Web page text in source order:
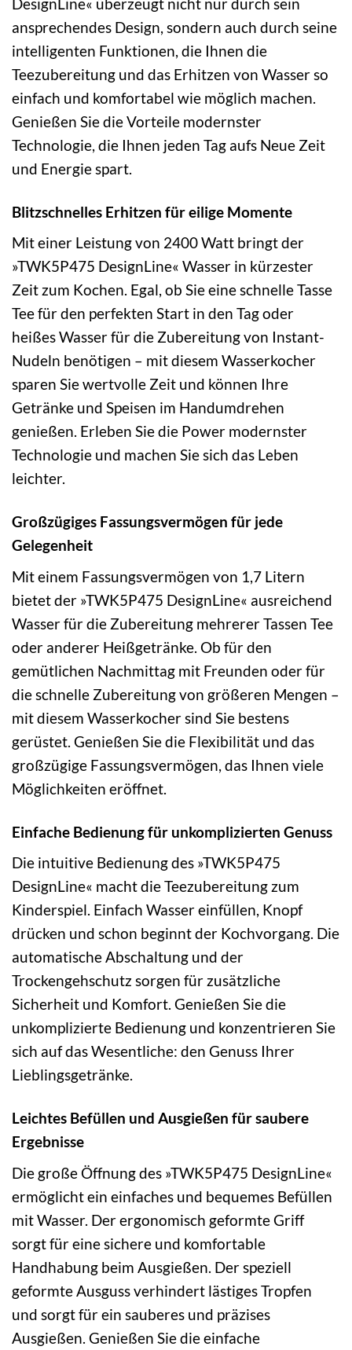
ansprechendes Design, sondern auch durch seine
intelligenten Funktionen, die Ihnen die
Teezubereitung und das Erhitzen von Wasser so
einfach und komfortabel wie möglich machen.
Genießen Sie die Vorteile modernster
Technologie, die Ihnen jeden Tag aufs Neue Zeit
und Energie spart.
Blitzschnelles Erhitzen für eilige Momente
Mit einer Leistung von 2400 Watt bringt der
»TWK5P475 DesignLine« Wasser in kürzester
Zeit zum Kochen. Egal, ob Sie eine schnelle Tasse
Tee für den perfekten Start in den Tag oder
heißes Wasser für die Zubereitung von Instant-
Nudeln benötigen – mit diesem Wasserkocher
sparen Sie wertvolle Zeit und können Ihre
Getränke und Speisen im Handumdrehen
genießen. Erleben Sie die Power modernster
Technologie und machen Sie sich das Leben
leichter.
Großzügiges Fassungsvermögen für jede
Gelegenheit
Mit einem Fassungsvermögen von 1,7 Litern
bietet der »TWK5P475 DesignLine« ausreichend
Wasser für die Zubereitung mehrerer Tassen Tee
oder anderer Heißgetränke. Ob für den
gemütlichen Nachmittag mit Freunden oder für
die schnelle Zubereitung von größeren Mengen –
mit diesem Wasserkocher sind Sie bestens
gerüstet. Genießen Sie die Flexibilität und das
großzügige Fassungsvermögen, das Ihnen viele
Möglichkeiten eröffnet.
Einfache Bedienung für unkomplizierten Genuss
Die intuitive Bedienung des »TWK5P475
DesignLine« macht die Teezubereitung zum
Kinderspiel. Einfach Wasser einfüllen, Knopf
drücken und schon beginnt der Kochvorgang. Die
automatische Abschaltung und der
Trockengehschutz sorgen für zusätzliche
Sicherheit und Komfort. Genießen Sie die
unkomplizierte Bedienung und konzentrieren Sie
sich auf das Wesentliche: den Genuss Ihrer
Lieblingsgetränke.
Leichtes Befüllen und Ausgießen für saubere
Ergebnisse
Die große Öffnung des »TWK5P475 DesignLine«
ermöglicht ein einfaches und bequemes Befüllen
mit Wasser. Der ergonomisch geformte Griff
sorgt für eine sichere und komfortable
Handhabung beim Ausgießen. Der speziell
geformte Ausguss verhindert lästiges Tropfen
und sorgt für ein sauberes und präzises
Ausgießen. Genießen Sie die einfache